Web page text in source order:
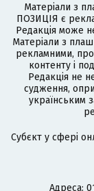
Матеріали з
ПОЗИЦІЯ є
Редакція може
Матеріали з
рекламними,
контенту і
Редакція не
судження,
українським
Cубєкт у сфері
Адреса: